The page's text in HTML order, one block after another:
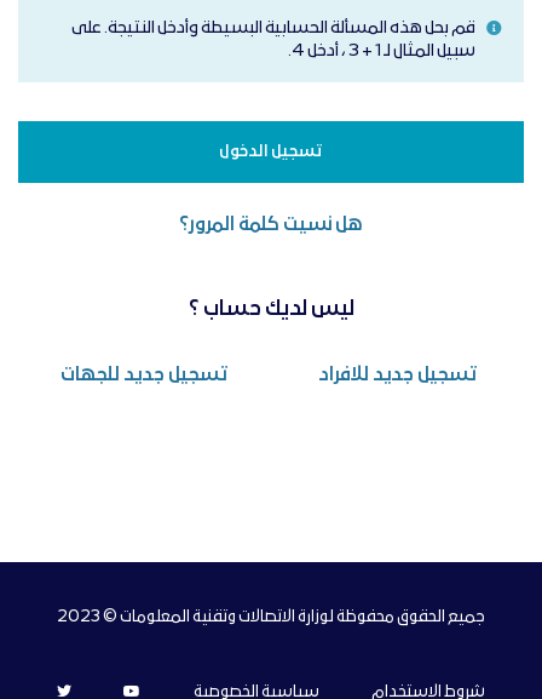
قم بحل هذه المسألة الحسابية البسيطة وأدخل النتيجة. على
سبيل المثال لـ 1 + 3 ، أدخل 4.
هل نسيت كلمة المرور؟
ليس لديك حساب ؟
تسجيل جديد للافراد تسجيل جديد للجهات
جميع الحقوق محفوظة لوزارة الاتصالات وتقنية المعلومات © 2023
شروط الاستخدام سياسية الخصوصية